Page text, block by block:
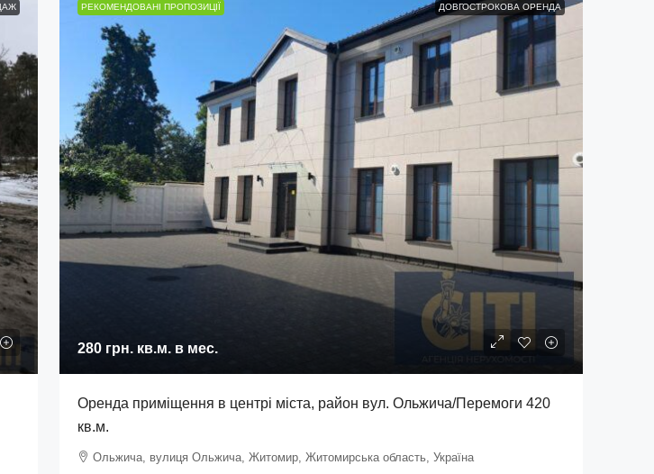
РЕКОМЕНДОВАНІ ПРОПОЗИЦІЇ ДОВГОСТРОКОВА ОРЕНДА
280 грн. кв.м. в мес.
Оренда приміщення в центрі міста, район вул. Ольжича/Перемоги 420
кв.м.
Ольжича, вулиця Ольжича, Житомир, Житомирська область, Україна